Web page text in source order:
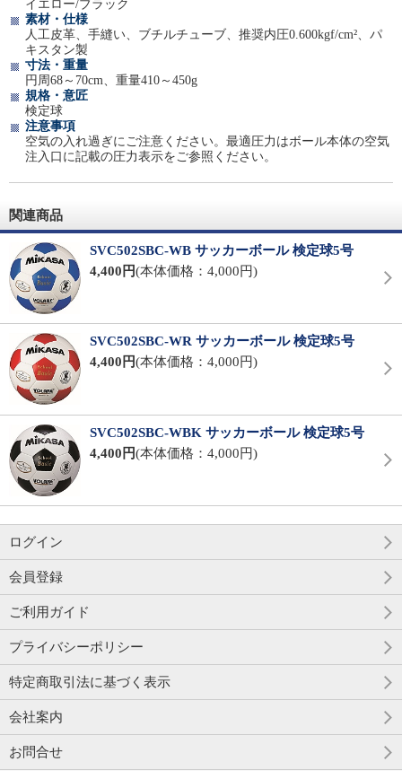
イエロー/ブラック
素材・仕様
人工皮革、手縫い、ブチルチューブ、推奨内圧0.600kgf/cm²、パ
キスタン製
寸法・重量
円周68～70cm、重量410～450g
規格・意匠
検定球
注意事項
空気の入れ過ぎにご注意ください。最適圧力はボール本体の空気
注入口に記載の圧力表示をご参照ください。
関連商品
SVC502SBC-WB サッカーボール 検定球5号
4,400円(本体価格：4,000円)
SVC502SBC-WR サッカーボール 検定球5号
4,400円(本体価格：4,000円)
SVC502SBC-WBK サッカーボール 検定球5号
4,400円(本体価格：4,000円)
ログイン
会員登録
ご利用ガイド
プライバシーポリシー
特定商取引法に基づく表示
会社案内
お問合せ